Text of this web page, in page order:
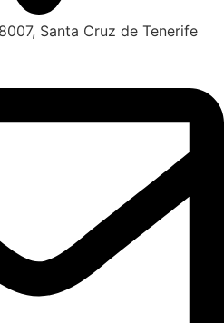
Santa Cruz de Tenerife